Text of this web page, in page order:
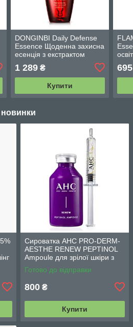
DONGINBI Daily Defense
Essence Щоденна захисна
есенція з екстрактом
червоного женьшеню 30
мл
1 289₴
Купити
695
новинки
Сироватка AHC PRO-DERM-
AESTHE RENEW PEPTINOL
Ampoule для зрілої шкіри з
ретинолом (10,1 ppm) 30 мл
Готово до відправки
800 ₴
Купити